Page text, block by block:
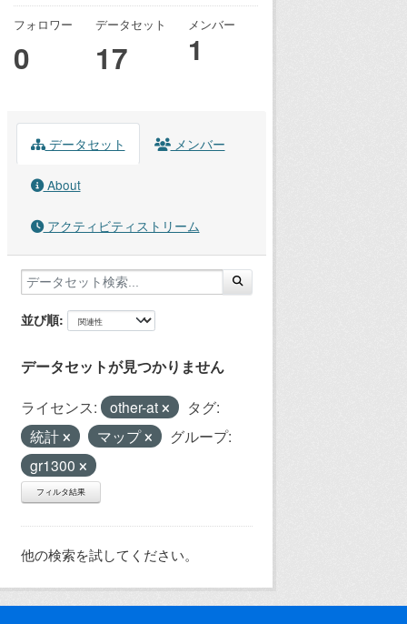
フォロワー
0
データセット
17
メンバー
1
データセット メンバー
About
アクティビティストリーム
並び順
データセットが見つかりません
ライセンス: other-at
タグ:
統計
マップ
グループ:
gr1300
フィルタ結果
他の検索を試してください。